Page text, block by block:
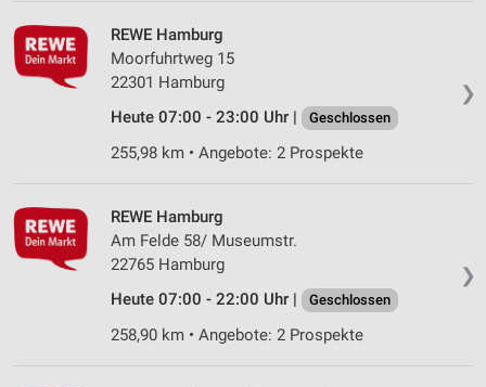
❯
REWE Hamburg
Moorfuhrtweg 15
22301 Hamburg
Heute 07:00 - 23:00 Uhr |
Geschlossen
255,98 km • Angebote: 2 Prospekte
❯
REWE Hamburg
Am Felde 58/ Museumstr.
22765 Hamburg
Heute 07:00 - 22:00 Uhr |
Geschlossen
258,90 km • Angebote: 2 Prospekte
Wir nutzen Ihre Daten für folgende Zwecke:
IAB-Verarbeitungszwecke:
Speichern von oder Zugriff auf Informationen
auf einem Endgerät
Verwendung reduzierter Daten zur Auswahl von
Erstellung von Profilen für personalisierte
Werbung
Verwendung von Profilen zur Auswahl
personalisierter Werbung
Erstellung von Profilen zur Personalisierung